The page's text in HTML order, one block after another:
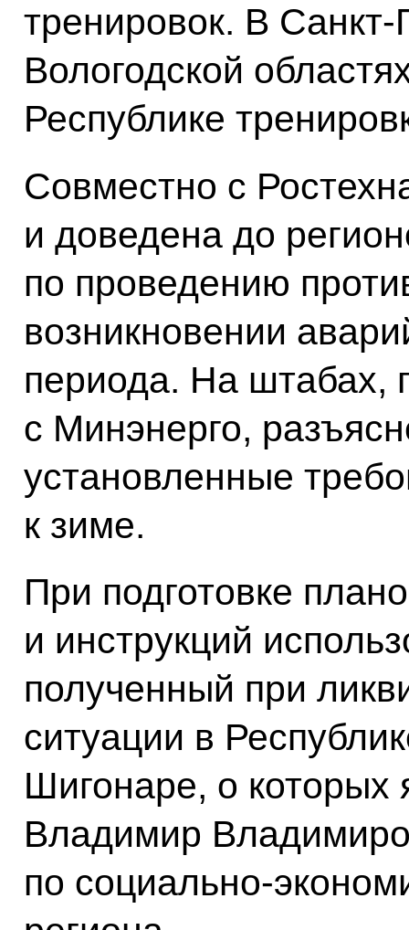
тренировок. В
Вологодской
Республике
Совместно с
и доведена до
по проведению
возникновении
периода. На штабах,
с Минэнерго,
установленные
к зиме.
При подготовке
и инструкций
полученный при
ситуации в
Шигонаре, о
Владимир
по социально-